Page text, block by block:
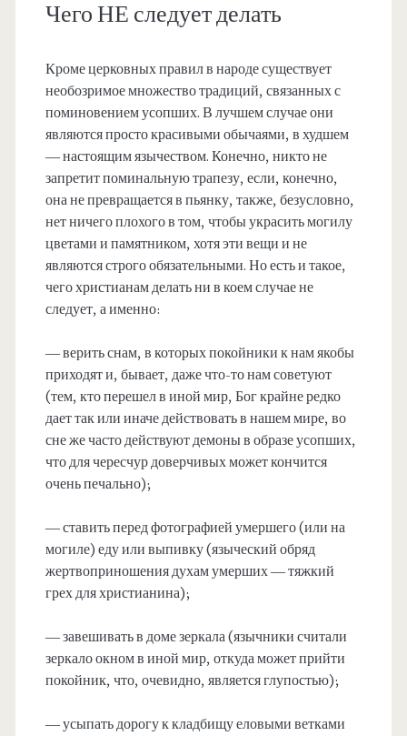
Чего НЕ следует делать
Кроме церковных правил в народе существует
необозримое множество традиций, связанных с
поминовением усопших. В лучшем случае они
являются просто красивыми обычаями, в худшем
— настоящим язычеством. Конечно, никто не
запретит поминальную трапезу, если, конечно,
она не превращается в пьянку, также, безусловно,
нет ничего плохого в том, чтобы украсить могилу
цветами и памятником, хотя эти вещи и не
являются строго обязательными. Но есть и такое,
чего христианам делать ни в коем случае не
следует, а именно:
— верить снам, в которых покойники к нам якобы
приходят и, бывает, даже что-то нам советуют
(тем, кто перешел в иной мир, Бог крайне редко
дает так или иначе действовать в нашем мире, во
сне же часто действуют демоны в образе усопших,
что для чересчур доверчивых может кончится
очень печально);
— ставить перед фотографией умершего (или на
могиле) еду или выпивку (языческий обряд
жертвоприношения духам умерших — тяжкий
грех для христианина);
— завешивать в доме зеркала (язычники считали
зеркало окном в иной мир, откуда может прийти
покойник, что, очевидно, является глупостью);
— усыпать дорогу к кладбищу еловыми ветками